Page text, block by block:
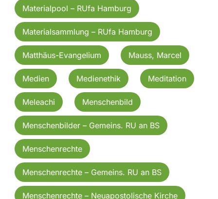
Materialpool – RUfa Hamburg
Materialsammlung – RUfa Hamburg
Matthäus-Evangelium Mauss, Marcel
Medien Medienethik Meditation
Meleachi Menschenbild
Menschenbilder – Gemeins. RU an BS
Menschenrechte
Menschenrechte – Gemeins. RU an BS
Menschenrechte – Neuapostolische Kirche